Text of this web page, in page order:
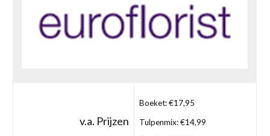
v.a. Prijzen
Boeket: €17,95
Tulpenmix: €14,99